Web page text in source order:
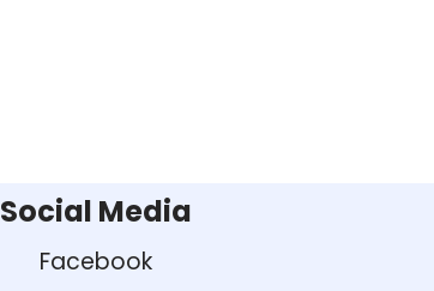
Social Media
Facebook